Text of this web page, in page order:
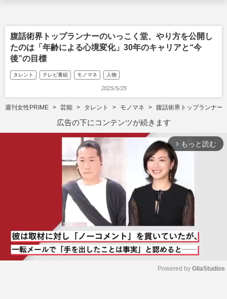
腹話術界トップランナーのいっこく堂、やり方を公開し
たのは「年齢による心境変化」30年のキャリアと“今
後”の目標
タレント テレビ番組 モノマネ 人物
2025/5/25
週刊女性PRIME 芸能 タレント モノマネ 腹話術界トップランナー
広告の下にコンテンツが続きます
arrow_forward_ios もっと読む
Powered by GliaStudios